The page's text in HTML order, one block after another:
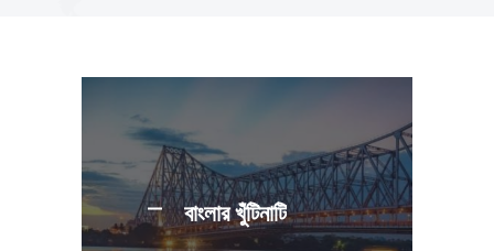
বাংলার খুঁটিনাটি